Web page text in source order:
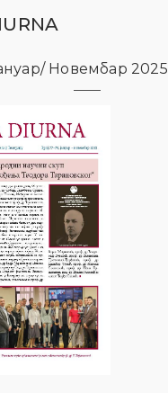
Новембар 2025